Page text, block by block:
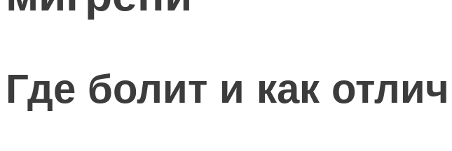
Где болит и как